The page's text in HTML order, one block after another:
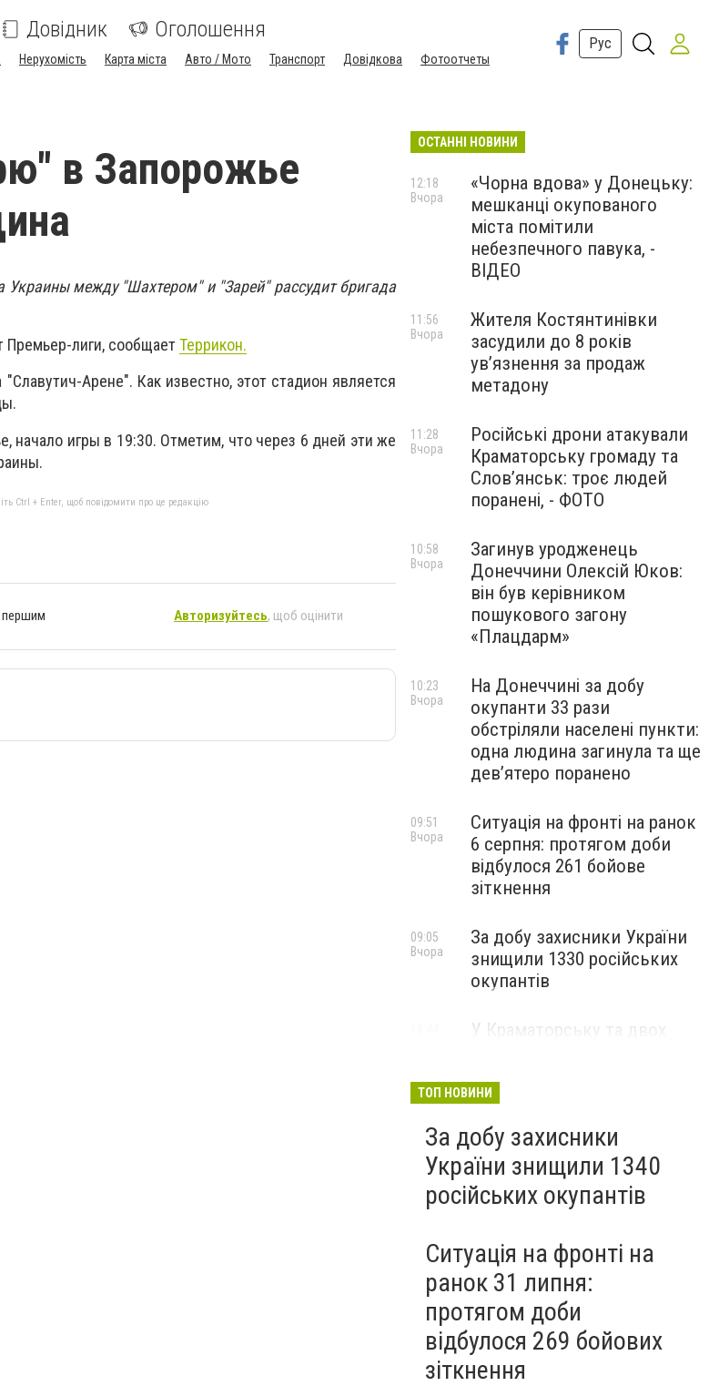
Довідник Оголошення
Нерухомість Карта міста Авто / Мото Транспорт Довідкова Фотоотчеты
Рус
в Запорожье
Украины между "Шахтером" и "Зарей" рассудит бригада
лиги, сообщаетТеррикон.
Арене". Как известно, этот стадион является
начало игры в 19:30. Отметим, что через 6 дней эти же
Ctrl + Enter, щоб повідомити про це редакцію
першим Авторизуйтесь, щоб оцінити
ОСТАННІ НОВИНИ
«Чорна вдова» у Донецьку:
мешканці окупованого
міста помітили
небезпечного павука, -
ВІДЕО
12:18
Вчора
Жителя Костянтинівки
засудили до 8 років
ув’язнення за продаж
метадону
11:56
Вчора
Російські дрони атакували
Краматорську громаду та
Слов’янськ: троє людей
поранені, - ФОТО
11:28
Вчора
Загинув уродженець
Донеччини Олексій Юков:
він був керівником
пошукового загону
«Плацдарм»
10:58
Вчора
На Донеччині за добу
окупанти 33 рази
обстріляли населені пункти:
одна людина загинула та ще
девʼятеро поранено
10:23
Вчора
Ситуація на фронті на ранок
6 серпня: протягом доби
відбулося 261 бойове
зіткнення
09:51
Вчора
За добу захисники України
знищили 1330 російських
окупантів
09:05
Вчора
У Краматорську та двох
евакуацію дітей із
ТОП НОВИНИ
За добу захисники
України знищили 1340
російських окупантів
Ситуація на фронті на
ранок 31 липня:
протягом доби
відбулося 269 бойових
зіткнення